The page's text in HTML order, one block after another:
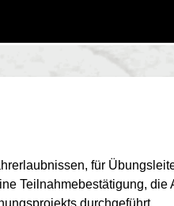
für
Teilnahmebestätigung, die
durchgeführt.